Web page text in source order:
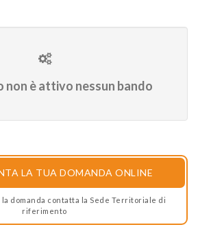
non è attivo nessun bando
LA TUA DOMANDA ONLINE
domanda contatta la Sede Territoriale di
riferimento